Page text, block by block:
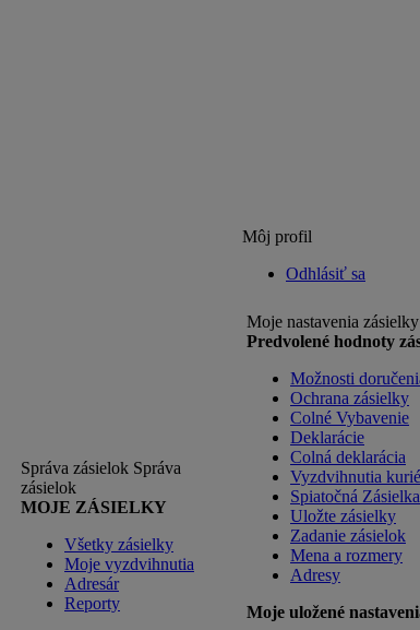
Môj profil
Odhlásiť sa
Správa zásielok Správa
zásielok
MOJE ZÁSIELKY
Všetky zásielky
Moje vyzdvihnutia
Adresár
Reporty
Moje nastavenia zásielky
Predvolené hodnoty
Možnosti
Ochrana zásielky
Colné Vybavenie
Deklarácie
Colná deklarácia
Vyzdvihnutia
Spiatočná Zásielka
Uložte zásielky
Zadanie zásielok
Mena a rozmery
Adresy
Moje uložené